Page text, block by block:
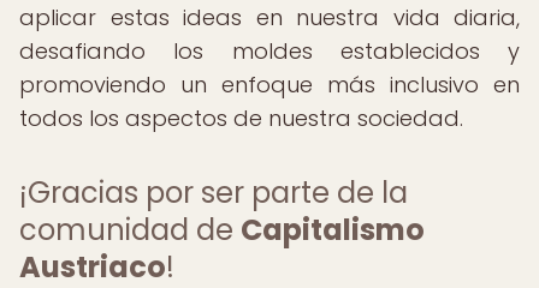
aplicar estas ideas en nuestra vida diaria,
desafiando los moldes establecidos y
promoviendo un enfoque más inclusivo en
todos los aspectos de nuestra sociedad.
¡Gracias por ser parte de la
comunidad de Capitalismo
Austriaco!